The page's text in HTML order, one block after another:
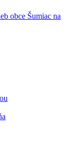
obce Šumiac na